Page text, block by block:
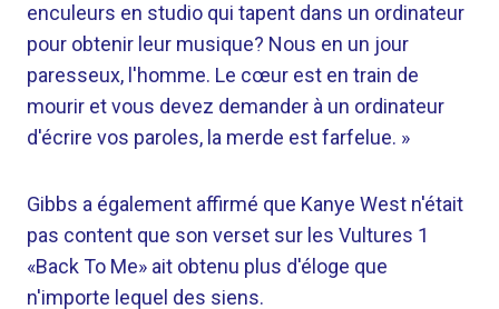
enculeurs en studio qui tapent dans un ordinateur
pour obtenir leur musique? Nous en un jour
paresseux, l'homme. Le cœur est en train de
mourir et vous devez demander à un ordinateur
d'écrire vos paroles, la merde est farfelue. »
Gibbs a également affirmé que Kanye West n'était
pas content que son verset sur les Vultures 1
«Back To Me» ait obtenu plus d'éloge que
n'importe lequel des siens.